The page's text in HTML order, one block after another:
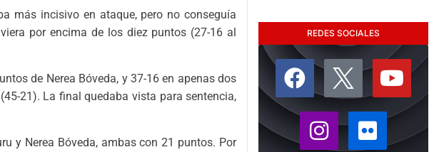
más incisivo en ataque, pero no conseguía
por encima de los diez puntos (27-16 al
de Nerea Bóveda, y 37-16 en apenas dos
21). La final quedaba vista para sentencia,
y Nerea Bóveda, ambas con 21 puntos. Por
REDES SOCIALES